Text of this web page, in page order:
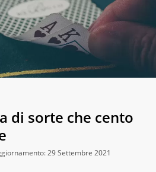
di sorte che cento
29 Settembre 2021